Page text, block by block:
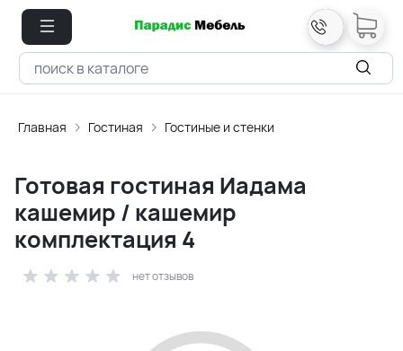
Главная Гостиная Гостиные и стенки
Готовая гостиная Иадама
кашемир / кашемир
комплектация 4
нет отзывов